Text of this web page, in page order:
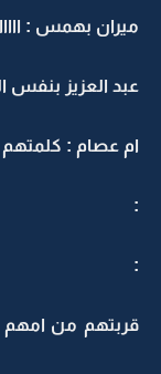
ميران بهمس :
عبد العزيز
ام عصام : كلمتهم
:
:
قربتهم من امهم